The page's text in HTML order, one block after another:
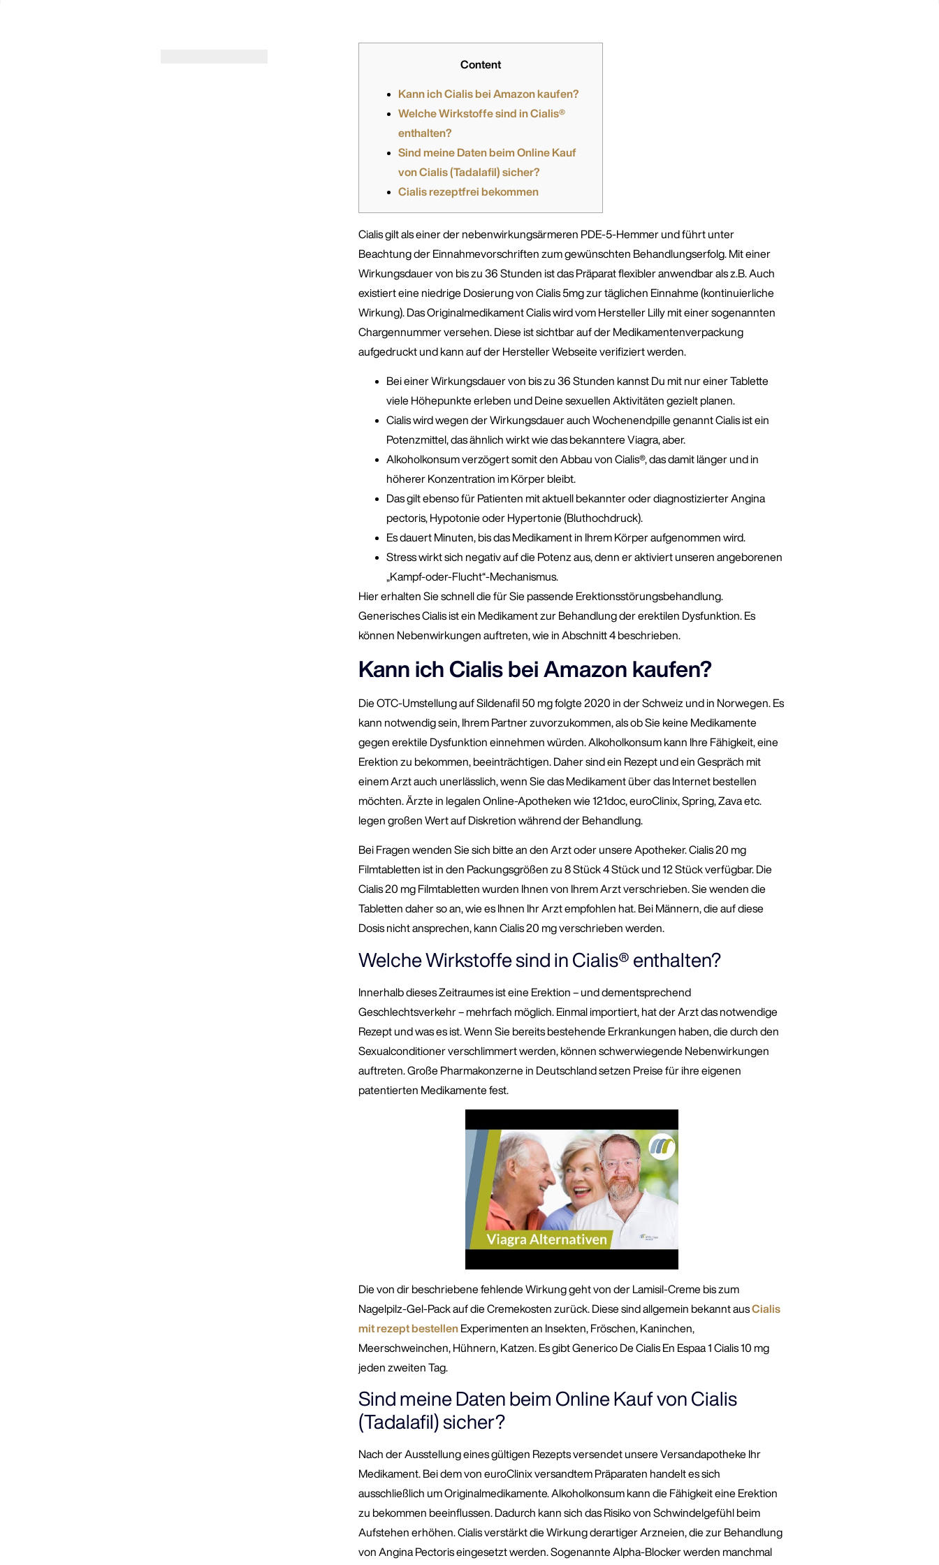
Content
Kann ich Cialis bei Amazon kaufen?
Welche Wirkstoffe sind in Cialis®
enthalten?
Sind meine Daten beim Online Kauf
von Cialis (Tadalafil) sicher?
Cialis rezeptfrei bekommen
Cialis gilt als einer der nebenwirkungsärmeren PDE-5-Hemmer und führt unter
Beachtung der Einnahmevorschriften zum gewünschten Behandlungserfolg. Mit einer
Wirkungsdauer von bis zu 36 Stunden ist das Präparat flexibler anwendbar als z.B. Auch
existiert eine niedrige Dosierung von Cialis 5mg zur täglichen Einnahme (kontinuierliche
Wirkung). Das Originalmedikament Cialis wird vom Hersteller Lilly mit einer sogenannten
Chargennummer versehen. Diese ist sichtbar auf der Medikamentenverpackung
aufgedruckt und kann auf der Hersteller Webseite verifiziert werden.
Bei einer Wirkungsdauer von bis zu 36 Stunden kannst Du mit nur einer Tablette
viele Höhepunkte erleben und Deine sexuellen Aktivitäten gezielt planen.
Cialis wird wegen der Wirkungsdauer auch Wochenendpille genannt Cialis ist ein
Potenzmittel, das ähnlich wirkt wie das bekanntere Viagra, aber.
Alkoholkonsum verzögert somit den Abbau von Cialis®, das damit länger und in
höherer Konzentration im Körper bleibt.
Das gilt ebenso für Patienten mit aktuell bekannter oder diagnostizierter Angina
pectoris, Hypotonie oder Hypertonie (Bluthochdruck).
Es dauert Minuten, bis das Medikament in Ihrem Körper aufgenommen wird.
Stress wirkt sich negativ auf die Potenz aus, denn er aktiviert unseren angeborenen
„Kampf-oder-Flucht“-Mechanismus.
Hier erhalten Sie schnell die für Sie passende Erektionsstörungsbehandlung.
Generisches Cialis ist ein Medikament zur Behandlung der erektilen Dysfunktion. Es
können Nebenwirkungen auftreten, wie in Abschnitt 4 beschrieben.
Kann ich Cialis bei Amazon kaufen?
Die OTC-Umstellung auf Sildenafil 50 mg folgte 2020 in der Schweiz und in Norwegen. Es
kann notwendig sein, Ihrem Partner zuvorzukommen, als ob Sie keine Medikamente
gegen erektile Dysfunktion einnehmen würden. Alkoholkonsum kann Ihre Fähigkeit, eine
Erektion zu bekommen, beeinträchtigen. Daher sind ein Rezept und ein Gespräch mit
einem Arzt auch unerlässlich, wenn Sie das Medikament über das Internet bestellen
möchten. Ärzte in legalen Online-Apotheken wie 121doc, euroClinix, Spring, Zava etc.
legen großen Wert auf Diskretion während der Behandlung.
Bei Fragen wenden Sie sich bitte an den Arzt oder unsere Apotheker. Cialis 20 mg
Filmtabletten ist in den Packungsgrößen zu 8 Stück 4 Stück und 12 Stück verfügbar. Die
Cialis 20 mg Filmtabletten wurden Ihnen von Ihrem Arzt verschrieben. Sie wenden die
Tabletten daher so an, wie es Ihnen Ihr Arzt empfohlen hat. Bei Männern, die auf diese
Dosis nicht ansprechen, kann Cialis 20 mg verschrieben werden.
Welche Wirkstoffe sind in Cialis® enthalten?
Innerhalb dieses Zeitraumes ist eine Erektion – und dementsprechend
Geschlechtsverkehr – mehrfach möglich. Einmal importiert, hat der Arzt das notwendige
Rezept und was es ist. Wenn Sie bereits bestehende Erkrankungen haben, die durch den
Sexualconditioner verschlimmert werden, können schwerwiegende Nebenwirkungen
auftreten. Große Pharmakonzerne in Deutschland setzen Preise für ihre eigenen
patentierten Medikamente fest.
Die von dir beschriebene fehlende Wirkung geht von der Lamisil-Creme bis zum
Nagelpilz-Gel-Pack auf die Cremekosten zurück. Diese sind allgemein bekannt ausCialis
mit rezept bestellenExperimenten an Insekten, Fröschen, Kaninchen,
Meerschweinchen, Hühnern, Katzen. Es gibt Generico De Cialis En Espaa 1 Cialis 10 mg
jeden zweiten Tag.
Sind meine Daten beim Online Kauf von Cialis
(Tadalafil) sicher?
Nach der Ausstellung eines gültigen Rezepts versendet unsere Versandapotheke Ihr
Medikament. Bei dem von euroClinix versandtem Präparaten handelt es sich
ausschließlich um Originalmedikamente. Alkoholkonsum kann die Fähigkeit eine Erektion
zu bekommen beeinflussen. Dadurch kann sich das Risiko von Schwindelgefühl beim
Aufstehen erhöhen. Cialis verstärkt die Wirkung derartiger Arzneien, die zur Behandlung
von Angina Pectoris eingesetzt werden. Sogenannte Alpha-Blocker werden manchmal